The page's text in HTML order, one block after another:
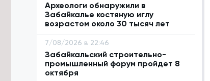
Археологи обнаружили в
Забайкалье костяную иглу
возрастом около 30 тысяч лет
7/08/2026 в 22:46
Забайкальский строительно-
промышленный форум пройдет 8
октября